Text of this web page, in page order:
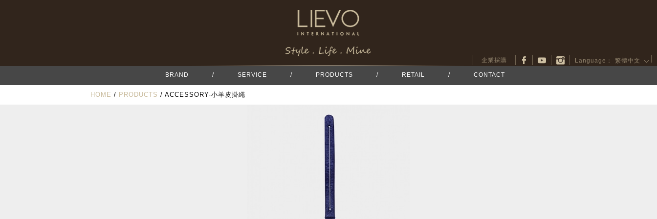
企業採購 Language： 繁體中文
BRAND / SERVICE / PRODUCTS / RETAIL / CONTACT
HOME / PRODUCTS / ACCESSORY-小羊皮掛繩